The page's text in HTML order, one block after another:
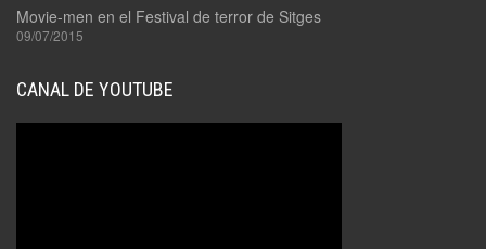
Movie-men en el Festival de terror de Sitges
09/07/2015
CANAL DE YOUTUBE